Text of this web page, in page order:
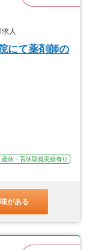
人
にて薬剤師の
産休・育休取得実績有り
がある